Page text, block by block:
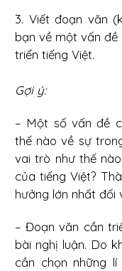
3. Viết đoạn văn
bạn về một vấn đề
triển tiếng Việt.
Gợi ý:
– Một số vấn đề
thế nào về sự
vai trò như thế
của tiếng Việt?
hưởng lớn nhất đối
– Đoạn văn cần
bài nghị luận. Do
cần chọn những